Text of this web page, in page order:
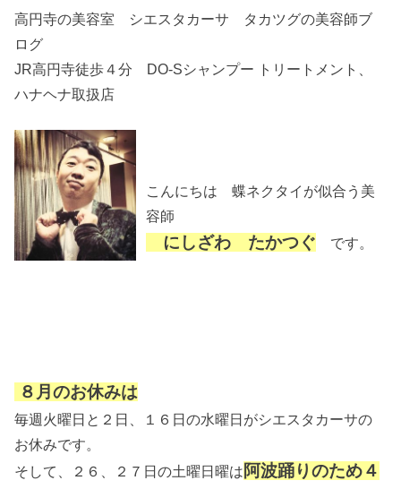
高円寺の美容室 シエスタカーサ タカツグの美容師ブ
ログ
JR高円寺徒歩４分 DO-Sシャンプー トリートメント、
ハナヘナ取扱店
こんにちは 蝶ネクタイが似合う美
容師
にしざわ たかつぐ です。
８月のお休みは
毎週火曜日と２日、１６日の水曜日がシエスタカーサの
お休みです。
そして、２６、２７日の土曜日曜は 阿波踊りのため４